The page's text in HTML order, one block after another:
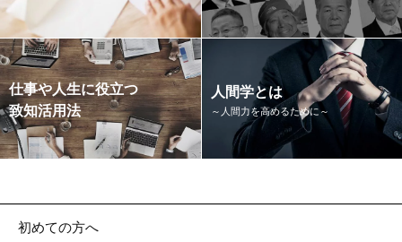
仕事や人生に役立つ
致知活用法
人間学とは
～人間力を高めるために～
初めての方へ